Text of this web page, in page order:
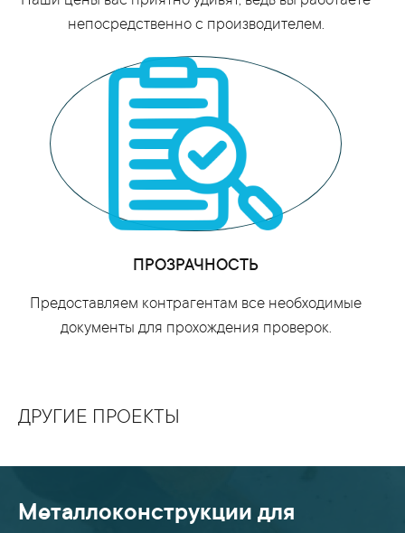
непосредственно с производителем.
ПРОЗРАЧНОСТЬ
Предоставляем контрагентам все необходимые
документы для прохождения проверок.
ДРУГИЕ ПРОЕКТЫ
Металлоконструкции для